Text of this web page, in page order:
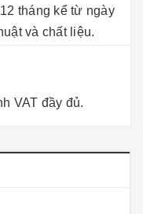
tháng kể từ ngày
và chất liệu.
VAT đầy đủ.